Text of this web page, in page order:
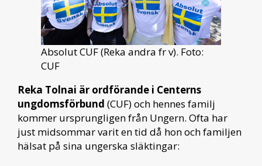
Absolut CUF (Reka andra fr v). Foto:
CUF
Reka Tolnai är ordförande i Centerns
ungdomsförbund (CUF) och hennes familj
kommer ursprungligen från Ungern. Ofta har
just midsommar varit en tid då hon och familjen
hälsat på sina ungerska släktingar: